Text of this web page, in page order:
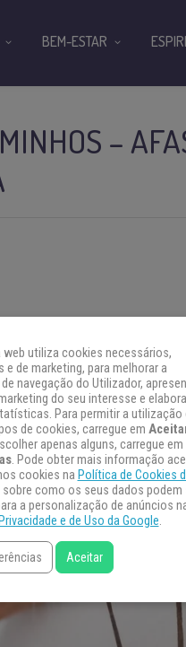
–
BEM-ESTAR
web utiliza cookies necessários,
de marketing, para melhorar a
navegação do Utilizador,
do seu interesse e
Para permitir a utilização
de cookies, carregue em
apenas alguns, carregue em
. Pode obter mais informação
cookies na Política de Cookies
como os seus dados podem
a personalização de anúncios
e de Uso da Google.
Aceitar